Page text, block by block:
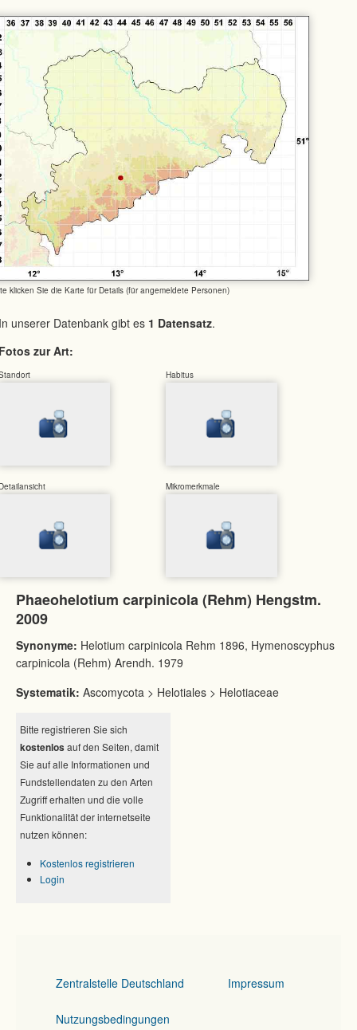
klicken Sie die Karte für Details (für angemeldete Personen)
unserer Datenbank gibt es 1 Datensatz.
zur Art:
Habitus
Mikromerkmale
Phaeohelotium carpinicola (Rehm) Hengstm.
2009
Synonyme: Helotium carpinicola Rehm 1896, Hymenoscyphus
carpinicola (Rehm) Arendh. 1979
Systematik: Ascomycota > Helotiales > Helotiaceae
Bitte registrieren Sie sich
kostenlos auf den Seiten, damit
Sie auf alle Informationen und
Fundstellendaten zu den Arten
Zugriff erhalten und die volle
Funktionalität der internetseite
nutzen können:
Kostenlos registrieren
Login
Zentralstelle Deutschland Impressum
Nutzungsbedingungen